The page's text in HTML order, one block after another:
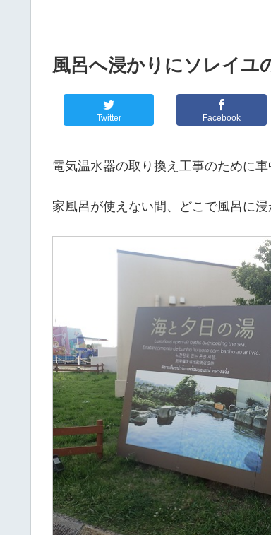
風呂へ浸かりにソレイユ
Twitter Facebook
電気温水器の取り換え工事のために
家風呂が使えない間、どこで風呂に